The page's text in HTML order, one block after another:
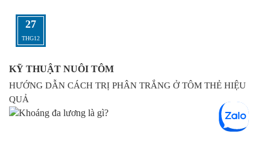
27
THG12
KỸ THUẬT NUÔI TÔM
HƯỚNG DẪN CÁCH TRỊ PHÂN TRẮNG Ở TÔM THẺ HIỆU
QUẢ